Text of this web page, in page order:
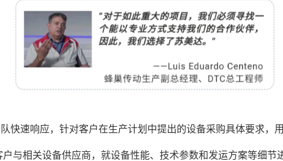
快速响应，针对客户在生产计划中提出的设备采购具体要求，
与相关设备供应商，就设备性能、技术参数和发运方案等细